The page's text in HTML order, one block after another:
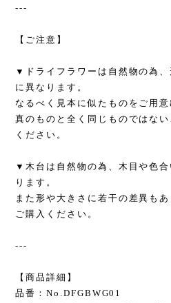
---
【ご注意】
▼ドライフラワーは自然物の為、
に異なります。
なるべく見本に似たものをご用
真のものと全く同じものではな
ください。
▼木台は自然物の為、木目や色
ります。
また形や大きさに若干の差異も
ご購入ください。
---
【商品詳細】
品番：No.DFGBWG01